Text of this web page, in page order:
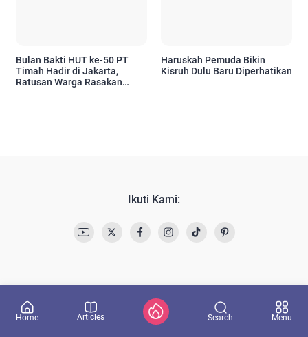
Bulan Bakti HUT ke-50 PT
Timah Hadir di Jakarta,
Ratusan Warga Rasakan
Haruskah Pemuda Bikin
Kisruh Dulu Baru Diperhatikan
Ikuti Kami:
Home Articles Search Menu